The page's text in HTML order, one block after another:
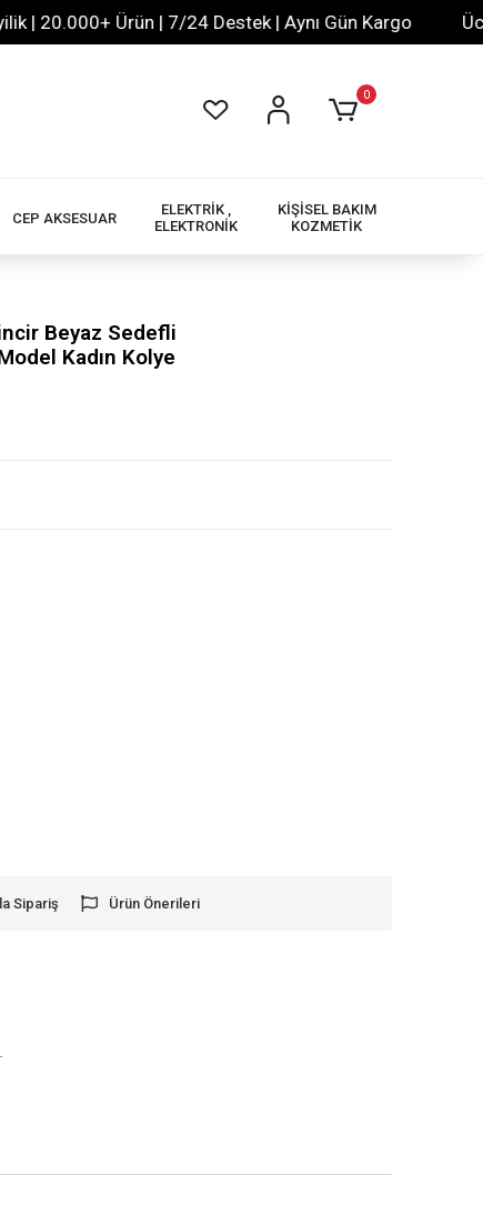
Ürün | 7/24 Destek | Aynı Gün Kargo
0
CEP AKSESUAR
ELEKTRİK ,
ELEKTRONİK
KİŞİSEL BAKIM
KOZMETİK
Beyaz Sedefli
Kadın Kolye
Sipariş Ürün Önerileri